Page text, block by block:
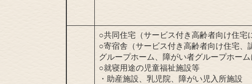
○共同住宅（サービス付き高齢者向け住宅
○寄宿舎（サービス付き高齢者向け住宅、
グループホーム、障がい者グループホーム
○就寝用途の児童福祉施設等
・助産施設、乳児院、障がい児入所施設